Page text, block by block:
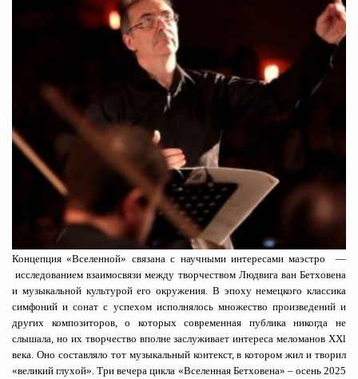
Концепция «Вселенной» связана с научными интересами маэстро —
исследованием взаимосвязи между творчеством Людвига ван Бетховена
и музыкальной культурой его окружения. В эпоху немецкого классика
симфоний и сонат с успехом исполнялось множество произведений и
других композиторов, о которых современная публика никогда не
слышала, но их творчество вполне заслуживает интереса меломанов XXl
века. Оно составляло тот музыкальный контекст, в котором жил и творил
«великий глухой». Три вечера цикла «Вселенная Бетховена» – осень 2025